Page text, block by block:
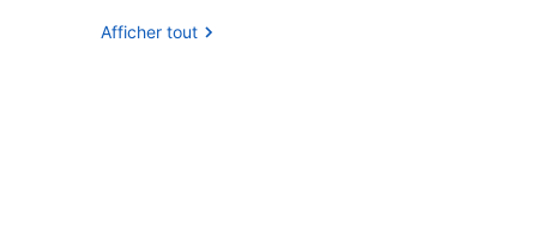
Afficher tout